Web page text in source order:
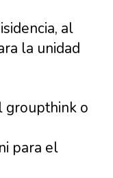
al
la unidad
groupthink o
para el